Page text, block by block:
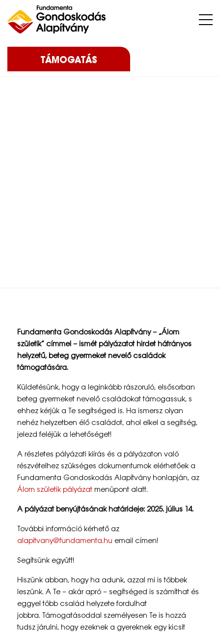
TÁMOGATÁS
Á
l
m
s
z
ü
l
e
k
”
P
á
l
Fundamenta Gondoskodás Alapítvány – „Álom
születik” címmel – ismét pályázatot hirdet hátrányos
helyzetű, beteg gyermeket nevelő családok
támogatására.
Küldetésünk, hogy a leginkább rászoruló, elsősorban
beteg gyermeket nevelő családokat támogassuk, s
ehhez kérjük a Te segítséged is. Ha ismersz olyan
nehéz helyzetben élő családot, ahol elkel a segítség,
jelezd feléjük a lehetőséget!
A részletes pályázati kiírás és a pályázaton való
részvételhez szükséges dokumentumok elérhetőek a
Fundamenta Gondoskodás Alapítvány honlapján, az
Álom születik pályázat menüpont alatt.
A pályázat benyújtásának határideje: 2025. július 14.
További információ kérhető az
alapitvany@fundamenta.hu email címen!
Segítsünk együtt!
Hiszünk abban, hogy ha adunk, azzal mi is többek
leszünk. A Te – akár apró – segítséged is számíthat és
eggyel több család helyzete fordulhat
jobbra. Támogatásoddal személyesen Te is hozzá
tudsz járulni, hogy ezeknek a gyereknek egy kicsit